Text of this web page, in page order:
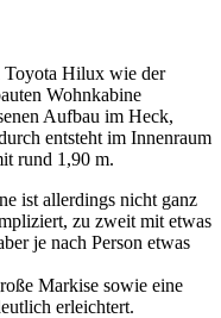
Toyota Hilux wie der
Wohnkabine
Aufbau im Heck,
entsteht im Innenraum
rund 1,90 m.
ist allerdings nicht ganz
zu zweit mit etwas
je nach Person etwas
Markise sowie eine
erleichtert.